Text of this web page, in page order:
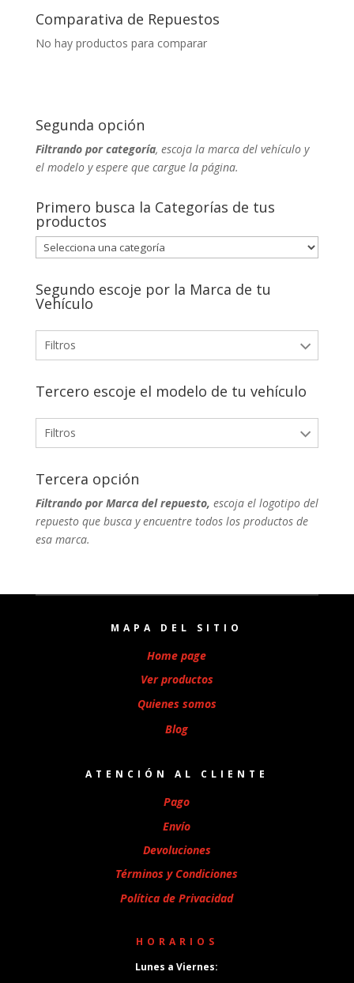
Comparativa de Repuestos
No hay productos para comparar
Segunda opción
Filtrando por categoría, escoja la marca del vehículo y
el modelo y espere que cargue la página.
Primero busca la Categorías de tus
productos
Segundo escoje por la Marca de tu
Vehículo
Filtros
Tercero escoje el modelo de tu vehículo
Filtros
Tercera opción
Filtrando por Marca del repuesto, escoja el logotipo del
repuesto que busca y encuentre todos los productos de
esa marca.
MAPA DEL SITIO
Home page
Ver productos
Quienes somos
Blog
ATENCIÓN AL CLIENTE
Pago
Envío
Devoluciones
Términos y Condiciones
Política de Privacidad
HORARIOS
Lunes a Viernes: